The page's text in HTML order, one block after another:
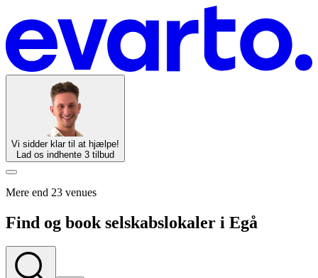
Vi sidder klar til at hjælpe!
Lad os indhente 3 tilbud
Mere end 23 venues
Find og book selskabslokaler i Egå